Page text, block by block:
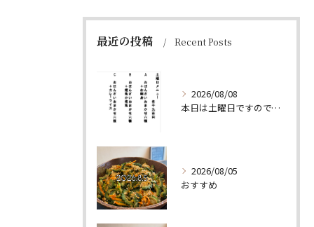
最近の投稿 Recent Posts
2026/08/08
本日は土曜日ですので、たくさん食べていってちょーよ‼️
2026/08/05
おすすめ